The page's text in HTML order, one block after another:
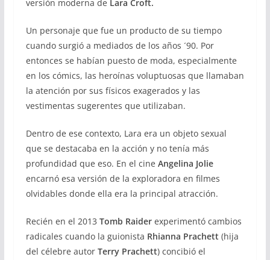
versión moderna de Lara Croft.
Un personaje que fue un producto de su tiempo
cuando surgió a mediados de los años ´90. Por
entonces se habían puesto de moda, especialmente
en los cómics, las heroínas voluptuosas que llamaban
la atención por sus físicos exagerados y las
vestimentas sugerentes que utilizaban.
Dentro de ese contexto, Lara era un objeto sexual
que se destacaba en la acción y no tenía más
profundidad que eso. En el cine Angelina Jolie
encarnó esa versión de la exploradora en filmes
olvidables donde ella era la principal atracción.
Recién en el 2013 Tomb Raiderexperimentó cambios
radicales cuando la guionista Rhianna Prachett (hija
del célebre autor Terry Prachett) concibió el